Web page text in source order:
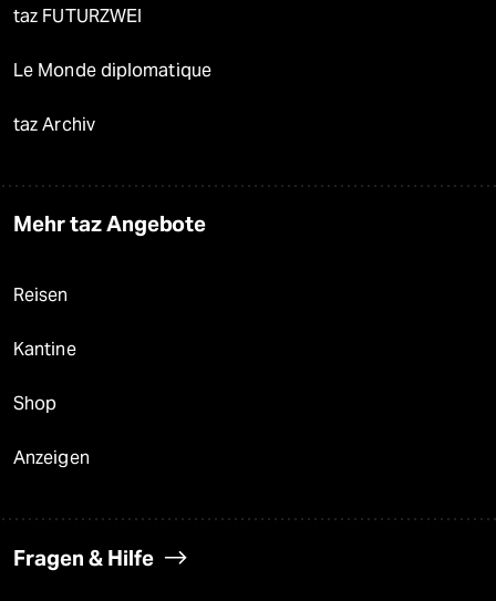
taz FUTURZWEI
Le Monde diplomatique
taz Archiv
Mehr taz Angebote
Reisen
Kantine
Shop
Anzeigen
Fragen & Hilfe